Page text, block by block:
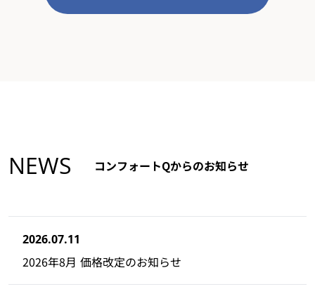
NEWS コンフォートQからのお知らせ
2026.07.11
2026年8月 価格改定のお知らせ